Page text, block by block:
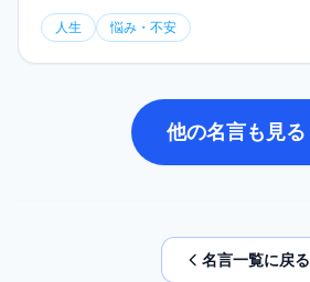
人生 悩み・不安
他の名言も見る
名言一覧に戻る